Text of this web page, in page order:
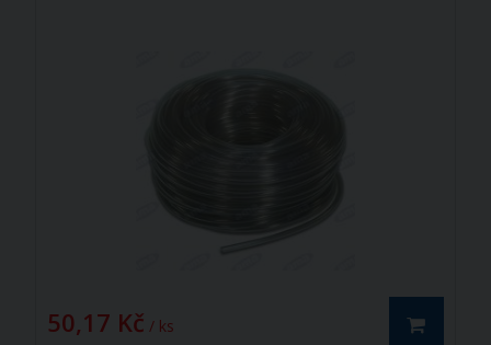
50,17 Kč / ks